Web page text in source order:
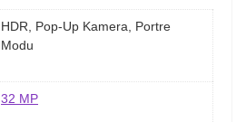
HDR, Pop-Up Kamera, Portre
Modu
32 MP